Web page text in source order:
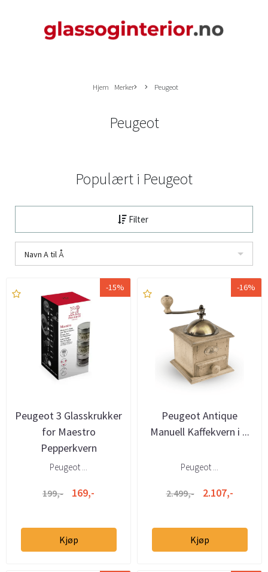
Hjem Merker Peugeot
Peugeot
Populært i Peugeot
Filter
Navn A til Å
-15%
Peugeot 3 Glasskrukker
for Maestro
Pepperkvern
Peugeot ...
199,- 169,-
Kjøp
-16%
Peugeot Antique
Manuell Kaffekvern i ...
Peugeot ...
2.499,- 2.107,-
Kjøp